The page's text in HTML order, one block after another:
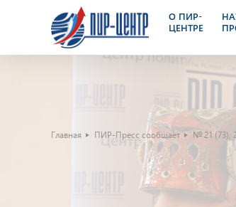
О ПИР-
ЦЕНТРЕ
Главная ПИР-Пресс сообщает № 21 (73),